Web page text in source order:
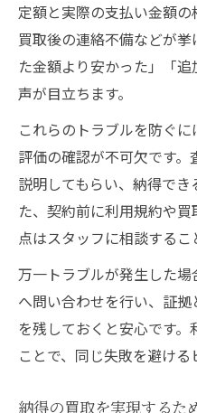
定額と実際の支払い金額の
買取後の連絡不備などが
た金額より安かった」「
声が目立ちます。
これらのトラブルを防ぐ
評価の確認が不可欠です
説明してもらい、納得で
た、契約前に利用規約や
点はスタッフに相談するこ
万一トラブルが発生した
へ問い合わせを行い、証
を残しておくと安心です
ことで、同じ失敗を避ける
納得の買取を実現するた